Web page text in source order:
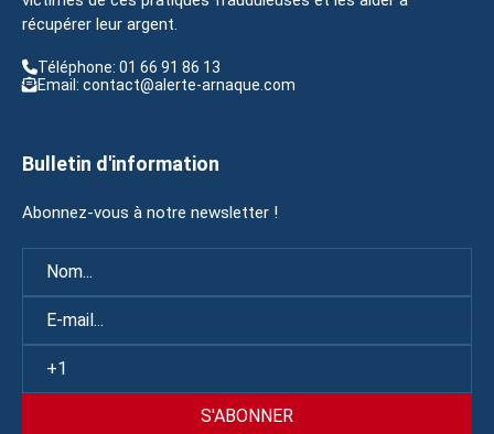
récupérer leur argent.
Téléphone: 01 66 91 86 13
Email: contact@alerte-arnaque.com
Bulletin d'information
Abonnez-vous à notre newsletter !